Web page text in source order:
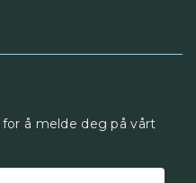
å melde deg på vårt